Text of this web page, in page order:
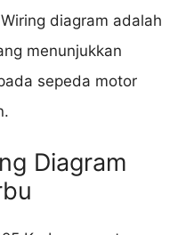
diagram adalah
menunjukkan
sepeda motor
Diagram